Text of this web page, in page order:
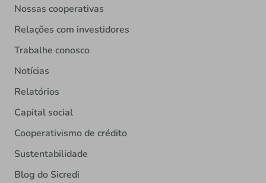
Nossas cooperativas
Relações com investidores
Trabalhe conosco
Notícias
Relatórios
Capital social
Cooperativismo de crédito
Sustentabilidade
Blog do Sicredi